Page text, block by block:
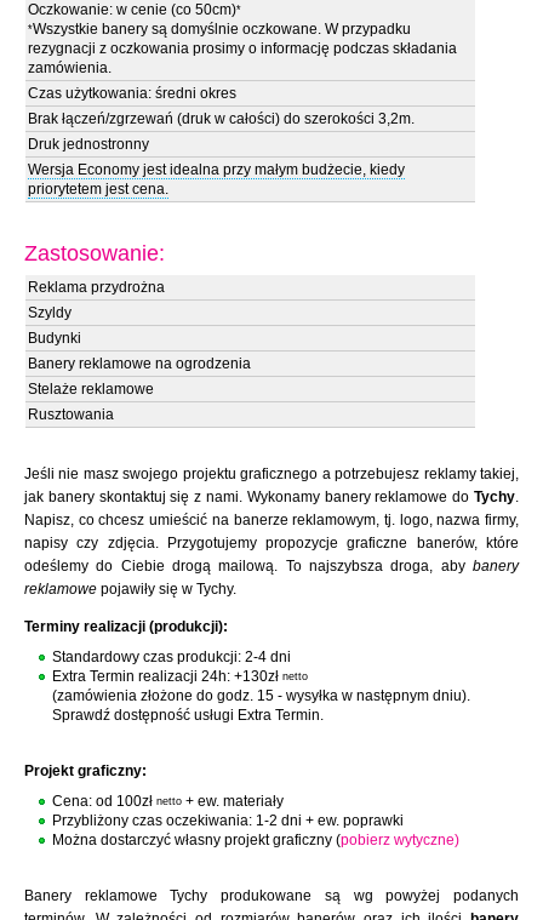
Oczkowanie: w cenie (co 50cm)*
*Wszystkie banery są domyślnie oczkowane. W przypadku
rezygnacji z oczkowania prosimy o informację podczas składania
zamówienia.
Czas użytkowania: średni okres
Brak łączeń/zgrzewań (druk w całości) do szerokości 3,2m.
Druk jednostronny
Wersja Economy jest idealna przy małym budżecie, kiedy
priorytetem jest cena.
Zastosowanie:
Reklama przydrożna
Szyldy
Budynki
Banery reklamowe na ogrodzenia
Stelaże reklamowe
Rusztowania
Jeśli nie masz swojego projektu graficznego a potrzebujesz reklamy takiej,
jak banery skontaktuj się z nami. Wykonamy banery reklamowe do Tychy.
Napisz, co chcesz umieścić na banerze reklamowym, tj. logo, nazwa firmy,
napisy czy zdjęcia. Przygotujemy propozycje graficzne banerów, które
odeślemy do Ciebie drogą mailową. To najszybsza droga, aby banery
reklamowe pojawiły się w Tychy.
Terminy realizacji (produkcji):
Standardowy czas produkcji: 2-4 dni
Extra Termin realizacji 24h: +130zł netto
(zamówienia złożone do godz. 15 - wysyłka w następnym dniu).
Sprawdź dostępność usługi Extra Termin.
Projekt graficzny:
Cena: od 100zł netto + ew. materiały
Przybliżony czas oczekiwania: 1-2 dni + ew. poprawki
Można dostarczyć własny projekt graficzny (pobierz wytyczne)
Banery reklamowe Tychy produkowane są wg powyżej podanych